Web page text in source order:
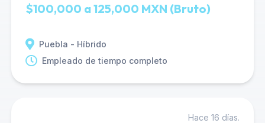
$100,000 a 125,000 MXN (Bruto)
Puebla - Híbrido
Empleado de tiempo completo
Hace 16 días.